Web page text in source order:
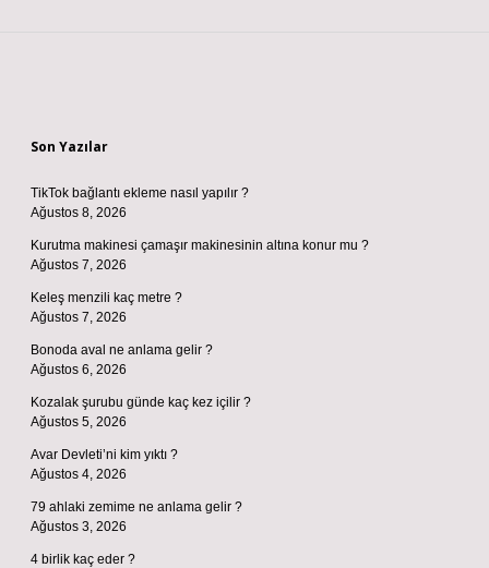
Son Yazılar
TikTok bağlantı ekleme nasıl yapılır ?
Ağustos 8, 2026
Kurutma makinesi çamaşır makinesinin altına konur mu ?
Ağustos 7, 2026
Keleş menzili kaç metre ?
Ağustos 7, 2026
Bonoda aval ne anlama gelir ?
Ağustos 6, 2026
Kozalak şurubu günde kaç kez içilir ?
Ağustos 5, 2026
Avar Devleti’ni kim yıktı ?
Ağustos 4, 2026
79 ahlaki zemime ne anlama gelir ?
Ağustos 3, 2026
4 birlik kaç eder ?